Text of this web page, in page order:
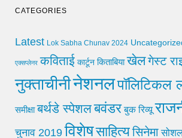
CATEGORIES
Latest Lok Sabha Chunav 2024
एक्सप्लेनर कविताई कार्टून किताबिया खेलगेस्ट
नुक्ताचीनीनेशनलपॉलिटिकल
समीक्षा बर्थडे स्पेशलबवंडर बुक रिव्यू
चुनाव 2019 विशेषसाहित्यसिनेमा